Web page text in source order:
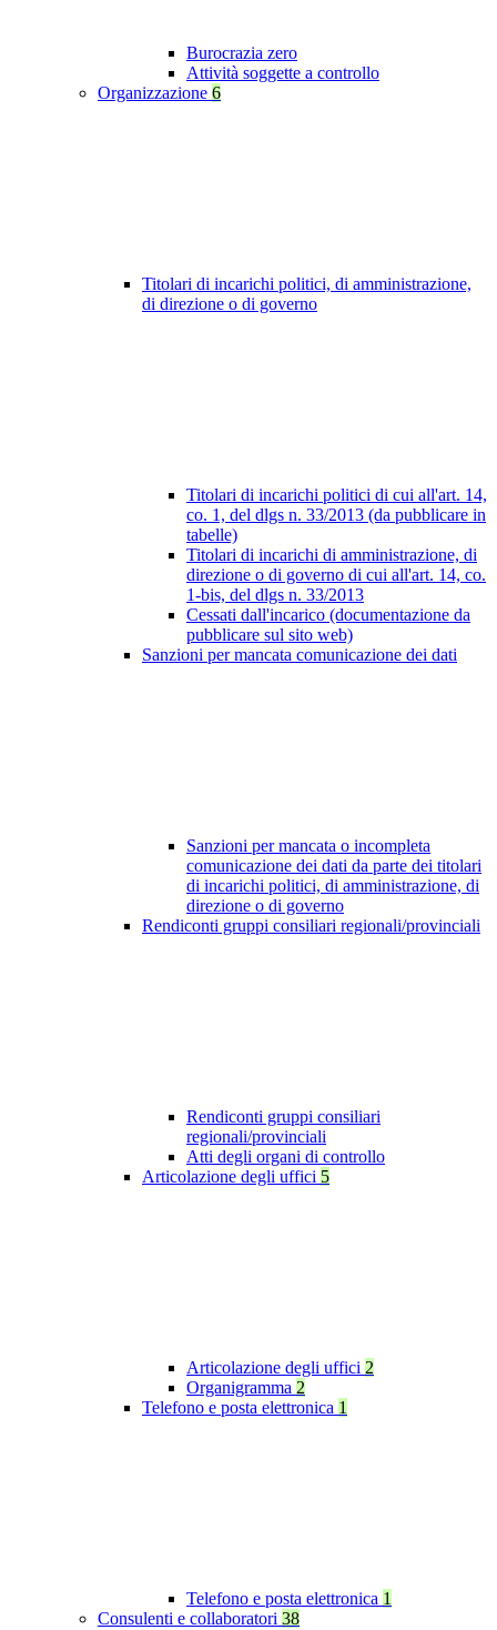
Burocrazia zero
Attività soggette a controllo
Organizzazione 6
Titolari di incarichi politici, di amministrazione,
di direzione o di governo
Titolari di incarichi politici di cui all'art. 14,
co. 1, del dlgs n. 33/2013 (da pubblicare in
tabelle)
Titolari di incarichi di amministrazione, di
direzione o di governo di cui all'art. 14, co.
1-bis, del dlgs n. 33/2013
Cessati dall'incarico (documentazione da
pubblicare sul sito web)
Sanzioni per mancata comunicazione dei dati
Sanzioni per mancata o incompleta
comunicazione dei dati da parte dei titolari
di incarichi politici, di amministrazione, di
direzione o di governo
Rendiconti gruppi consiliari regionali/provinciali
Rendiconti gruppi consiliari
regionali/provinciali
Atti degli organi di controllo
Articolazione degli uffici 5
Articolazione degli uffici 2
Organigramma 2
Telefono e posta elettronica 1
Telefono e posta elettronica 1
Consulenti e collaboratori 38